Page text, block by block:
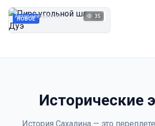
НОВОЕ 1923
Автор неизвестен 35
Исторические
История Сахалина — это